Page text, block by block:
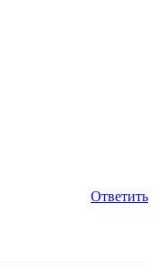
Ответить